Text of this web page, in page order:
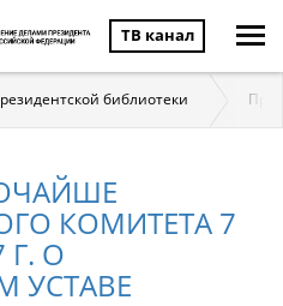
ТВ канал
библиотеки
КОМИТЕТА 7
Г. О
УСТАВЕ